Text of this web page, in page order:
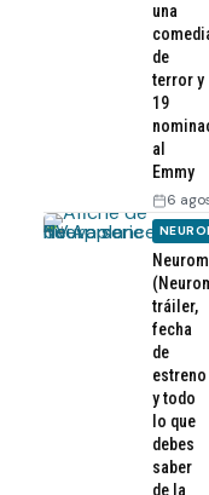
una
de
terror y
19
al
Emmy
6
tráiler,
fecha
de
estreno
y todo
lo que
debes
saber
de la